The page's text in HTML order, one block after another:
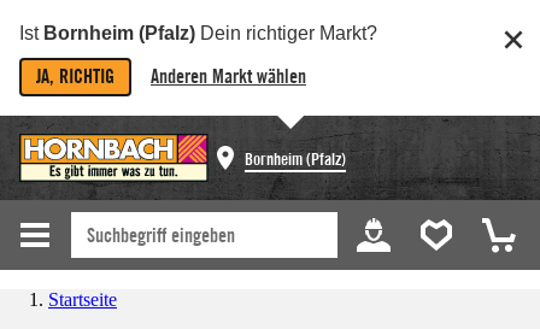
Ist Bornheim (Pfalz) Dein richtiger Markt?
JA, RICHTIG Anderen Markt wählen
Bornheim (Pfalz)
Startseite